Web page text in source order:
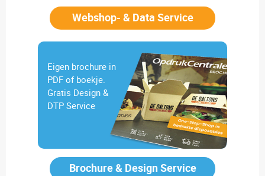
Webshop- & Data Service
Eigen brochure in
PDF of boekje.
Gratis Design &
DTP Service
Brochure & Design Service